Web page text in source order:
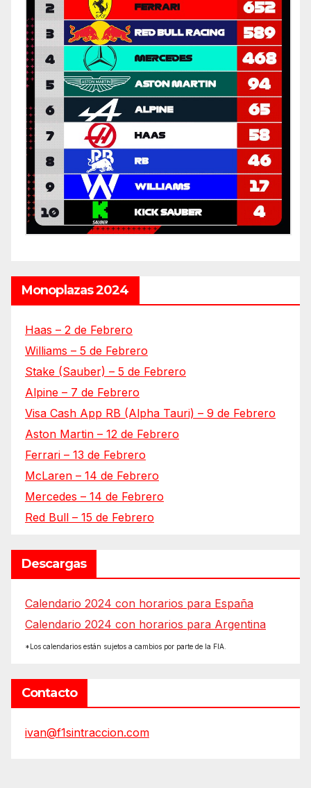
Monoplazas 2024
Haas – 2 de Febrero
Williams – 5 de Febrero
Stake (Sauber) – 5 de Febrero
Alpine – 7 de Febrero
Visa Cash App RB (Alpha Tauri) – 9 de Febrero
Aston Martin – 12 de Febrero
Ferrari – 13 de Febrero
McLaren – 14 de Febrero
Mercedes – 14 de Febrero
Red Bull – 15 de Febrero
Descargas
Calendario 2024 con horarios para España
Calendario 2024 con horarios para Argentina
*Los calendarios están sujetos a cambios por parte de la FIA.
Contacto
ivan@f1sintraccion.com